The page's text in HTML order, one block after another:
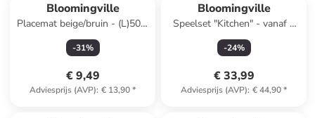
Bloomingville
Placemat beige/bruin - (L)50 x
(B)35 cm
-31%
€ 9,49
Adviesprijs (AVP): € 13,90*
Bloomingville
Speelset "Kitchen" - vanaf 2
jaar
-24%
€ 33,99
Adviesprijs (AVP): € 44,90*